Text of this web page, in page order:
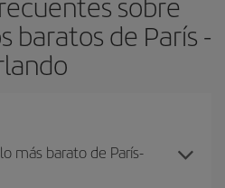
baratos de París -
más barato de París-